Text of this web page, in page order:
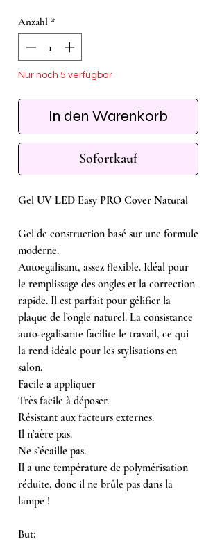
Anzahl *
Nur noch 5 verfügbar
In den Warenkorb
Sofortkauf
Gel UV LED Easy PRO Cover Natural
Gel de construction basé sur une formule
moderne.
Autoegalisant, assez flexible. Idéal pour
le remplissage des ongles et la correction
rapide. Il est parfait pour gélifier la
plaque de l’ongle naturel. La consistance
auto-egalisante facilite le travail, ce qui
la rend idéale pour les stylisations en
salon.
Facile a appliquer
Très facile à déposer.
Résistant aux facteurs externes.
Il n’aère pas.
Ne s’écaille pas.
Il a une température de polymérisation
réduite, donc il ne brûle pas dans la
lampe !
But: